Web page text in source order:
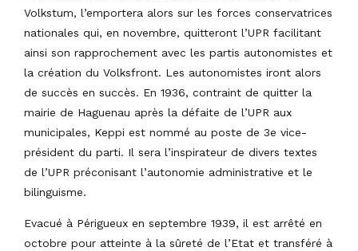
Volkstum, l’emportera alors sur les forces conservatrices
nationales qui, en novembre, quitteront l’UPR facilitant
ainsi son rapprochement avec les partis autonomistes et
la création du Volksfront. Les autonomistes iront alors
de succès en succès. En 1936, contraint de quitter la
mairie de Haguenau après la défaite de l’UPR aux
municipales, Keppi est nommé au poste de 3e vice-
président du parti. Il sera l’inspirateur de divers textes
de l’UPR préconisant l’autonomie administrative et le
bilinguisme.
Evacué à Périgueux en septembre 1939, il est arrêté en
octobre pour atteinte à la sûreté de l’Etat et transféré à